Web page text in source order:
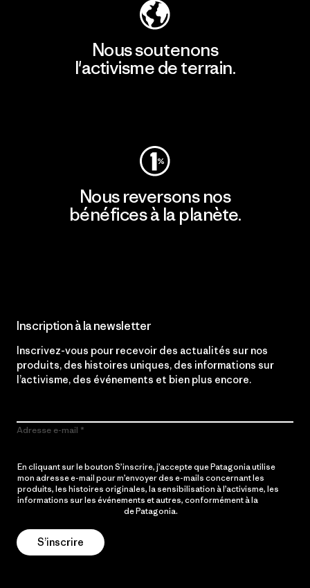
Nous soutenons
l'activisme de terrain.
Nous reversons nos
bénéfices à la planète.
Inscription à la newsletter
Inscrivez-vous pour recevoir des actualités sur nos
produits, des histoires uniques, des informations sur
l’activisme, des événements et bien plus encore.
Adresse e-mail
En cliquant sur le bouton S’inscrire, j’accepte que Patagonia utilise
mon adresse e-mail pour m’envoyer des e-mails concernant les
produits, les histoires originales, la sensibilisation à l’activisme, les
informations sur les événements et autres, conformément à la
de Patagonia.
S’inscrire